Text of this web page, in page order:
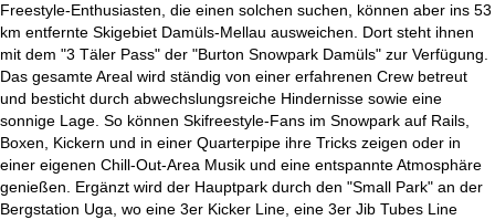
Freestyle-Enthusiasten, die einen solchen suchen, können aber ins 53
km entfernte Skigebiet Damüls-Mellau ausweichen. Dort steht ihnen
mit dem "3 Täler Pass" der "Burton Snowpark Damüls" zur Verfügung.
Das gesamte Areal wird ständig von einer erfahrenen Crew betreut
und besticht durch abwechslungsreiche Hindernisse sowie eine
sonnige Lage. So können Skifreestyle-Fans im Snowpark auf Rails,
Boxen, Kickern und in einer Quarterpipe ihre Tricks zeigen oder in
einer eigenen Chill-Out-Area Musik und eine entspannte Atmosphäre
genießen. Ergänzt wird der Hauptpark durch den "Small Park" an der
Bergstation Uga, wo eine 3er Kicker Line, eine 3er Jib Tubes Line